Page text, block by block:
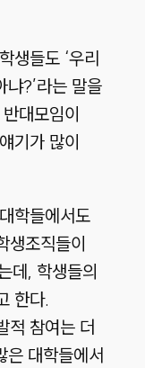
생들도 ‘우리
?’라는 말을
대모임이
기가 많이
학들에서도
생조직들이
데, 학생들의
한다.
적 참여는 더
은 대학들에서